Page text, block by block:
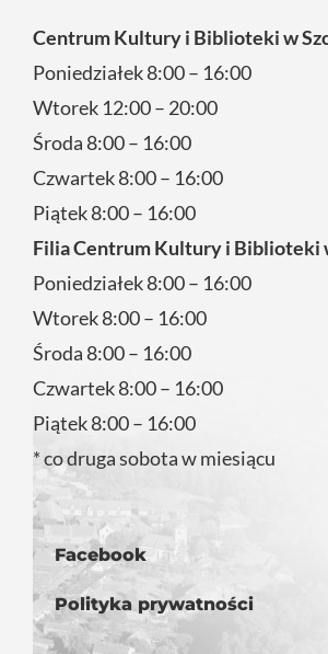
Centrum Kultury i Biblioteki w
Poniedziałek 8:00 – 16:00
Wtorek 12:00 – 20:00
Środa 8:00 – 16:00
Czwartek 8:00 – 16:00
Piątek 8:00 – 16:00
Filia Centrum Kultury i Biblioteki
Poniedziałek 8:00 – 16:00
Wtorek 8:00 – 16:00
Środa 8:00 – 16:00
Czwartek 8:00 – 16:00
Piątek 8:00 – 16:00
* co druga sobota w miesiącu
Facebook
Polityka prywatności